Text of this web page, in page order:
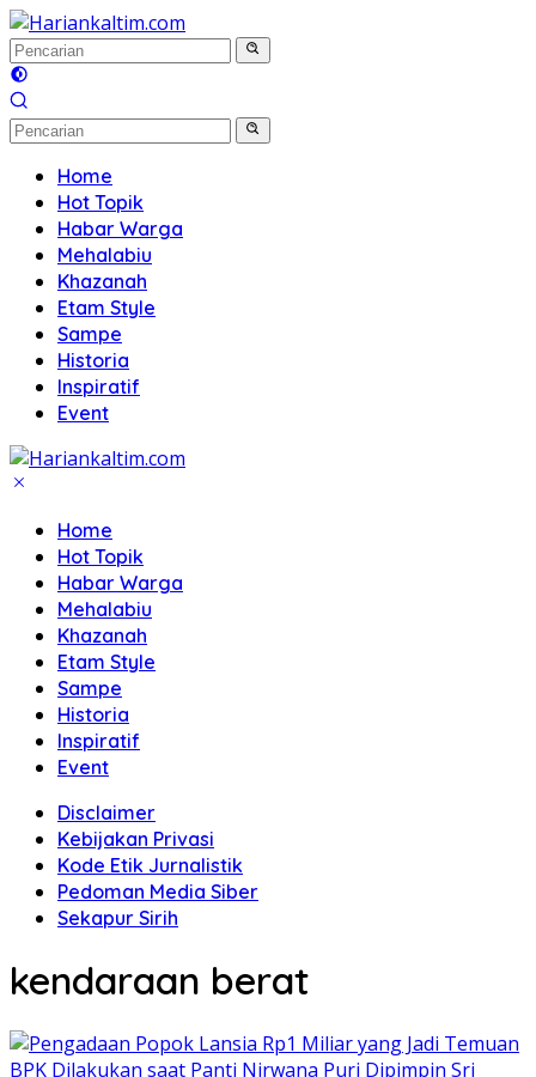
Langsung
ke
konten
Home
Hot Topik
Habar Warga
Mehalabiu
Khazanah
Etam Style
Sampe
Historia
Inspiratif
Event
Home
Hot Topik
Habar Warga
Mehalabiu
Khazanah
Etam Style
Sampe
Historia
Inspiratif
Event
Disclaimer
Kebijakan Privasi
Kode Etik Jurnalistik
Pedoman Media Siber
Sekapur Sirih
kendaraan berat